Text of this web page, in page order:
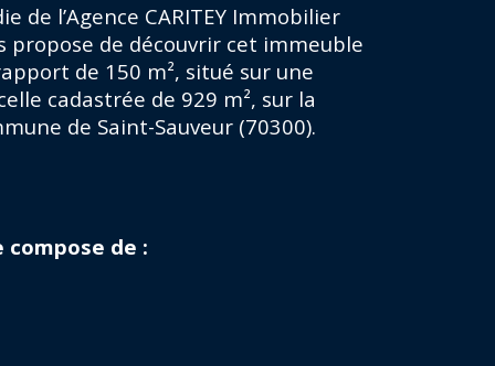
de l’Agence CARITEY Immobilier
propose de découvrir cet immeuble
de 150 m², situé sur une
cadastrée de 929 m², sur la
de Saint-Sauveur (70300).
compose de :